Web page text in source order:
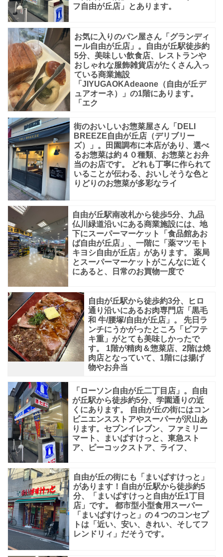
フ自由が丘店」とあります。
お気に入りのパン屋さん「グランディ
ール自由が丘店」。自由が丘駅徒歩約
5分、美味しい飲食店、レストランや
おしゃれな服飾雑貨店がたくさん入っ
ている商業施設
「JIYUGAOKAdeaone（自由が丘デ
ュアオーネ）」の1階にあります。
「エク
街のおいしいお惣菜屋さん「DELI
BREEZE自由が丘店（デリブリー
ズ）」。田園調布に本店があり、選べ
るお惣菜は約４０種類、お惣菜とお弁
当のお店です。 どれも丁寧に作られて
いることが伝わる、おいしそうな色と
りどりのお惣菜が多彩なライ
自由が丘駅南改札から徒歩5分、九品
仏川緑道沿いにある商業施設には、地
下にスーパーマーケット「食品館あお
ば自由が丘店」、一階に「薬マツモト
キヨシ自由が丘店」があります。 薬局
とスーパーマーケットがこんなに近く
にあると、日常のお買物一度で
自由が丘駅から徒歩約3分、ヒロ
通り沿いにあるお肉専門店「黒毛
和 牛/腰塚/自由が丘店」。 先日ラ
ンチにうかがったところ「ビフテ
キ重」がとても美味しかったで
す。 1階が精肉＆惣菜店、2階は焼
肉店となっていて、1階には揚げ
物やお弁当
「ローソン自由が丘二丁目店」。自由
が丘駅から徒歩約5分、学園通りの近
くにあります。 自由が丘の街にはコン
ビニエンスストアやスーパーが沢山あ
ります。セブンイレブン、ファミリー
マート、まいばすけっと、東急スト
ア、ピーコックストア、ライフ、
自由が丘の街にも「まいばすけっと」
があります！自由が丘駅から徒歩約5
分、「まいばすけっと自由が丘1丁目
店」です。 都市型小型食用スーパー
「まいばすけっと」の４つのコンセプ
トは「近い、安い、きれい、そしてフ
レンドリィ」だそうです。